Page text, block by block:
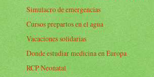
Simulacro de emergencias
Cursos prepartos en el agua
Vacaciones solidarias
Donde estudiar medicina en Europa
RCP Neonatal